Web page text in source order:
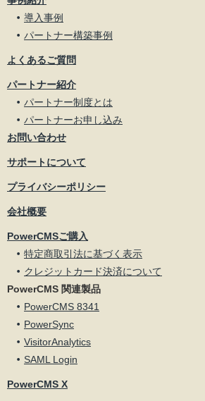
導入事例
パートナー構築事例
よくあるご質問
パートナー紹介
パートナー制度とは
パートナーお申し込み
お問い合わせ
サポートについて
プライバシーポリシー
会社概要
PowerCMSご購入
特定商取引法に基づく表示
クレジットカード決済について
PowerCMS 関連製品
PowerCMS 8341
PowerSync
VisitorAnalytics
SAML Login
PowerCMS X